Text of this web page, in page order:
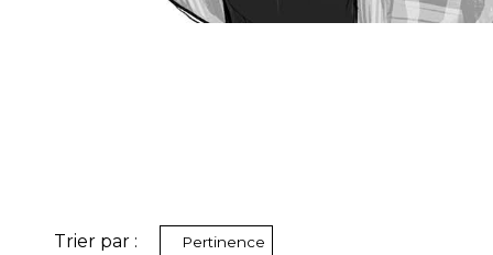
Trier par :